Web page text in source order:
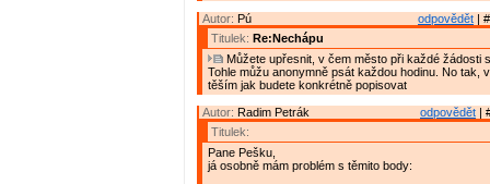
odpovědět |
Autor: Pú
Titulek: Re:Nechápu
Můžete upřesnit, v čem město při každé žádosti
Tohle můžu anonymně psát každou hodinu. No tak,
těším jak budete konkrétně popisovat
odpovědět |
Autor: Radim Petrák
Titulek:
Pane Pešku,
já osobně mám problém s těmito body: